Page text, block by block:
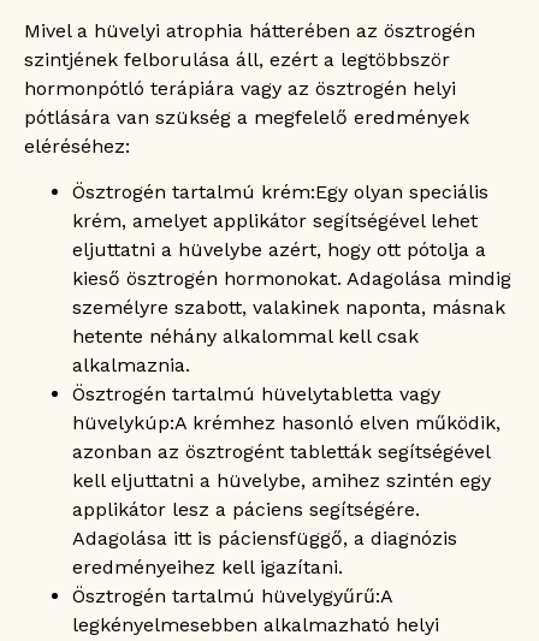
Mivel a hüvelyi atrophia hátterében az ösztrogén
szintjének felborulása áll, ezért a legtöbbször
hormonpótló terápiára vagy az ösztrogén helyi
pótlására van szükség a megfelelő eredmények
eléréséhez:
Ösztrogén tartalmú krém:Egy olyan speciális
krém, amelyet applikátor segítségével lehet
eljuttatni a hüvelybe azért, hogy ott pótolja a
kieső ösztrogén hormonokat. Adagolása mindig
személyre szabott, valakinek naponta, másnak
hetente néhány alkalommal kell csak
alkalmaznia.
Ösztrogén tartalmú hüvelytabletta vagy
hüvelykúp:A krémhez hasonló elven működik,
azonban az ösztrogént tabletták segítségével
kell eljuttatni a hüvelybe, amihez szintén egy
applikátor lesz a páciens segítségére.
Adagolása itt is páciensfüggő, a diagnózis
eredményeihez kell igazítani.
Ösztrogén tartalmú hüvelygyűrű:A
legkényelmesebben alkalmazható helyi